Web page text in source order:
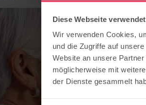
Diese Webseite
Wir verwenden Cookies,
und die Zugriffe auf
Website an unsere
möglicherweise mit
der Dienste gesammelt